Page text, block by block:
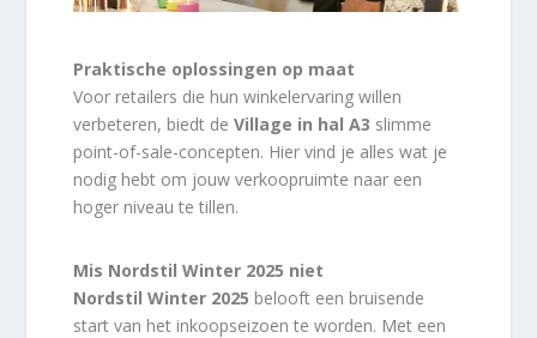
Praktische oplossingen op maat
Voor retailers die hun winkelervaring willen
verbeteren, biedt de Village in hal A3 slimme
point-of-sale-concepten. Hier vind je alles wat je
nodig hebt om jouw verkoopruimte naar een
hoger niveau te tillen.
Mis Nordstil Winter 2025 niet
Nordstil Winter 2025 belooft een bruisende
start van het inkoopseizoen te worden. Met een